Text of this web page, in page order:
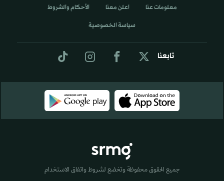
تابعنا
معلومات عنا اعلن معنا الأحكام والشروط
سياسة الخصوصية
جميع الحقوق محفوظة وتخضع لشروط واتفاق الاستخدام